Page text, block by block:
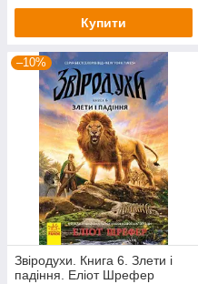
Купити
–10%
Звіродухи. Книга 6. Злети і
падіння. Еліот Шрефер